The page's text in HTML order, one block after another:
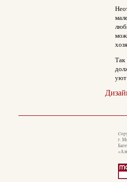
уют
г.